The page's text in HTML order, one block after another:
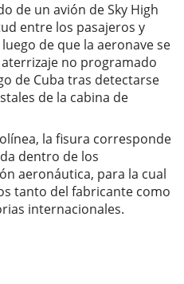
de un avión de Sky High
entre los pasajeros y
de que la aeronave se
no programado
de Cuba tras detectarse
de la cabina de
la fisura corresponde
dentro de los
aeronáutica, para la cual
tanto del fabricante como
internacionales.